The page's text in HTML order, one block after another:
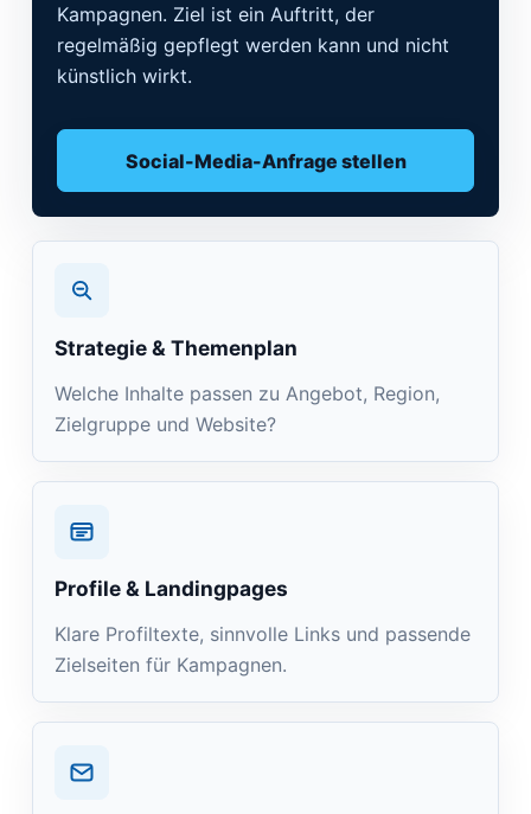
Kampagnen. Ziel ist ein Auftritt, der
regelmäßig gepflegt werden kann und nicht
künstlich wirkt.
Social-Media-Anfrage stellen
Strategie & Themenplan
Welche Inhalte passen zu Angebot, Region,
Zielgruppe und Website?
Profile & Landingpages
Klare Profiltexte, sinnvolle Links und passende
Zielseiten für Kampagnen.